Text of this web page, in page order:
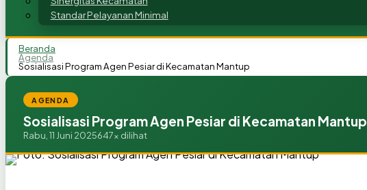
Standar Pelayanan Minimal
Beranda
Agenda
Sosialisasi Program Agen Pesiar di Kecamatan Mantup
AGENDA
Sosialisasi Program Agen Pesiar di Kecamatan Mantup
Rabu, 11 Juni 2025647x dilihat